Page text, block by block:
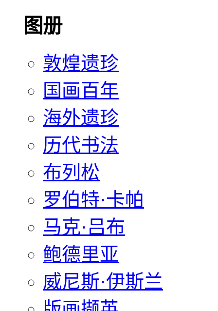
图册
敦煌遗珍
国画百年
海外遗珍
历代书法
布列松
罗伯特·卡帕
马克·吕布
鲍德里亚
威尼斯·伊斯兰